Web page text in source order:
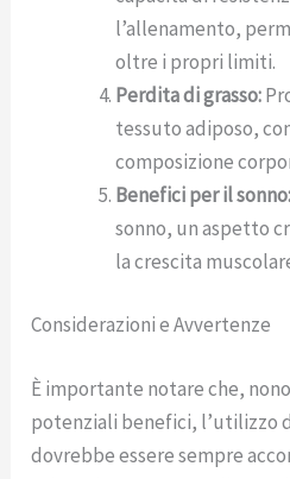
l’allenamento,
oltre i propri limiti.
Perdita di grasso:
tessuto adiposo,
composizione
Benefici per il sonno:
sonno, un aspetto
la crescita
Considerazioni e Avvertenze
È importante notare che,
potenziali benefici, l’utilizzo
dovrebbe essere sempre